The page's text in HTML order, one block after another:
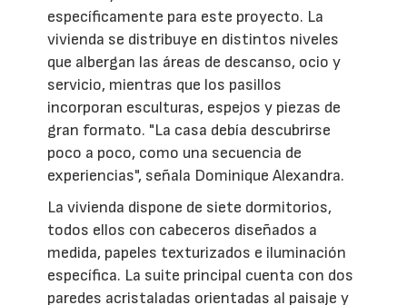
específicamente para este proyecto. La
vivienda se distribuye en distintos niveles
que albergan las áreas de descanso, ocio y
servicio, mientras que los pasillos
incorporan esculturas, espejos y piezas de
gran formato. "La casa debía descubrirse
poco a poco, como una secuencia de
experiencias", señala Dominique Alexandra.
La vivienda dispone de siete dormitorios,
todos ellos con cabeceros diseñados a
medida, papeles texturizados e iluminación
específica. La suite principal cuenta con dos
paredes acristaladas orientadas al paisaje y